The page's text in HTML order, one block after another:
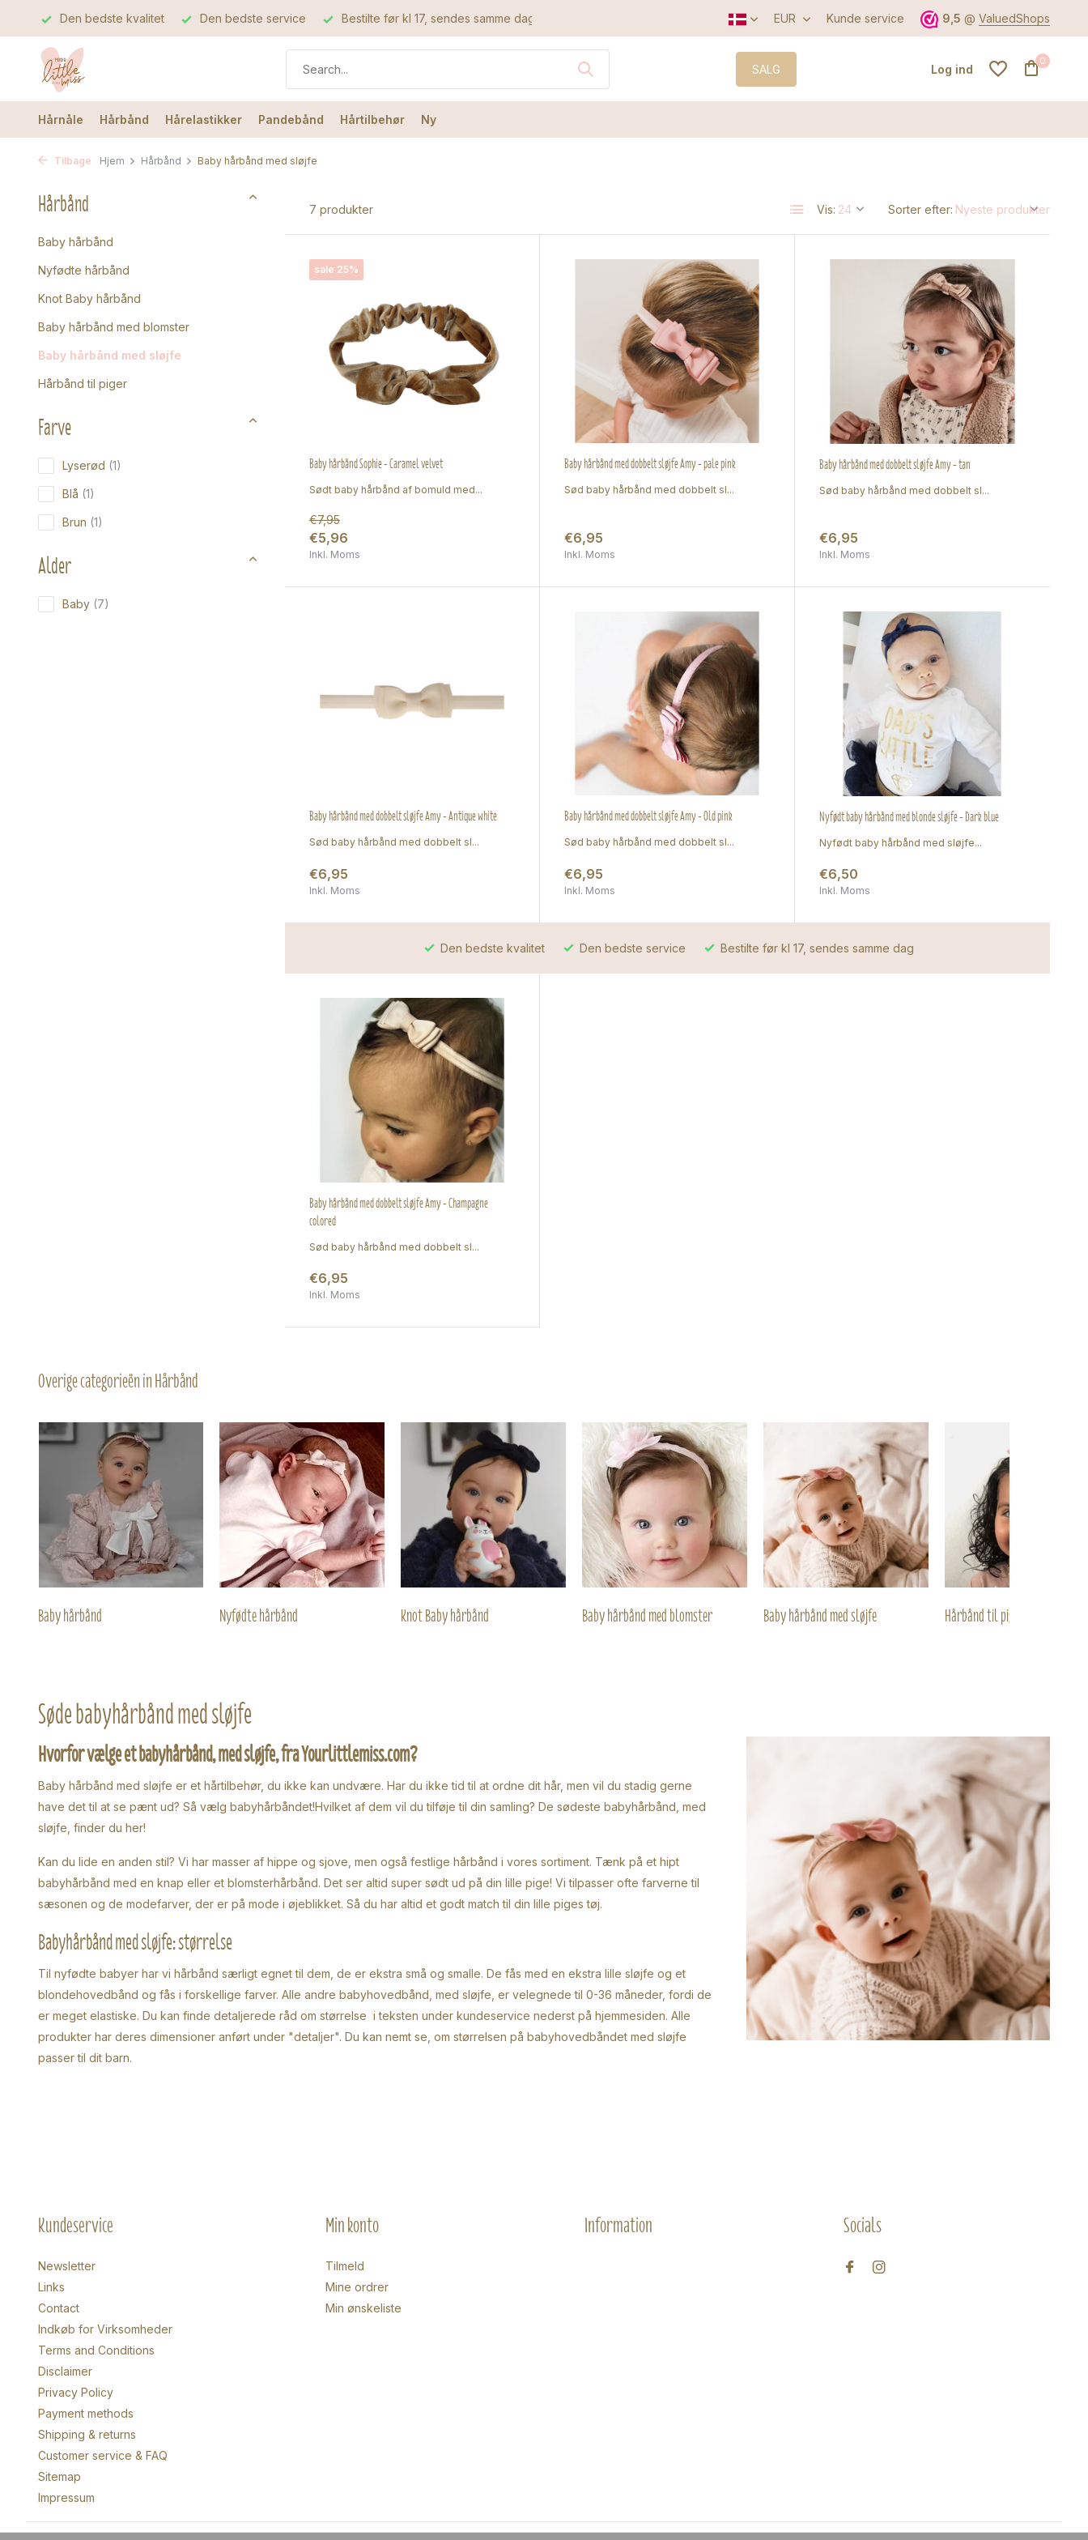
Den bedste kvalitet Den bedste service Bestilte før kl 17, sendes samme dag EUR Kunde service 9,5 @ ValuedShops
SALG Log ind
0
Hårnåle Hårbånd Hårelastikker Pandebånd Hårtilbehør Ny
Tilbage Hjem Hårbånd Baby hårbånd med sløjfe
Hårbånd
Baby hårbånd
Nyfødte hårbånd
Knot Baby hårbånd
Baby hårbånd med blomster
Baby hårbånd med sløjfe
Hårbånd til piger
Farve
Lyserød (1)
Blå (1)
Brun (1)
Alder
Baby (7)
7 produkter Vis: Sorter efter:
sale 25%
Baby hårbånd Sophie - Caramel velvet
Sødt baby hårbånd af bomuld med...
€7,95
€5,96
Inkl. Moms
Baby hårbånd med dobbelt sløjfe Amy - pale pink
Sød baby hårbånd med dobbelt sl...
€6,95
Inkl. Moms
Baby hårbånd med dobbelt sløjfe Amy - tan
Sød baby hårbånd med dobbelt sl...
€6,95
Inkl. Moms
Baby hårbånd med dobbelt sløjfe Amy - Antique white
Sød baby hårbånd med dobbelt sl...
€6,95
Inkl. Moms
Baby hårbånd med dobbelt sløjfe Amy - Old pink
Sød baby hårbånd med dobbelt sl...
€6,95
Inkl. Moms
Nyfødt baby hårbånd med blonde sløjfe - Dark blue
Nyfødt baby hårbånd med sløjfe...
€6,50
Inkl. Moms
Den bedste kvalitet Den bedste service Bestilte før kl 17, sendes samme dag
Baby hårbånd med dobbelt sløjfe Amy - Champagne
colored
Sød baby hårbånd med dobbelt sl...
€6,95
Inkl. Moms
Overige categorieën in Hårbånd
Baby hårbånd Nyfødte hårbånd Knot Baby hårbånd Baby hårbånd med blomster Baby hårbånd med sløjfe Hårbånd til piger
Søde babyhårbånd med sløjfe
Hvorfor vælge et babyhårbånd, med sløjfe, fra Yourlittlemiss.com?
Baby hårbånd med sløjfe er et hårtilbehør, du ikke kan undvære. Har du ikke tid til at ordne dit hår, men vil du stadig gerne
have det til at se pænt ud? Så vælg babyhårbåndet!Hvilket af dem vil du tilføje til din samling? De sødeste babyhårbånd, med
sløjfe, finder du her!
Kan du lide en anden stil? Vi har masser af hippe og sjove, men også festlige hårbånd i vores sortiment. Tænk på et hipt
babyhårbånd med en knap eller et blomsterhårbånd. Det ser altid super sødt ud på din lille pige! Vi tilpasser ofte farverne til
sæsonen og de modefarver, der er på mode i øjeblikket. Så du har altid et godt match til din lille piges tøj.
Babyhårbånd med sløjfe: størrelse
Til nyfødte babyer har vi hårbånd særligt egnet til dem, de er ekstra små og smalle. De fås med en ekstra lille sløjfe og et
blondehovedbånd og fås i forskellige farver. Alle andre babyhovedbånd, med sløjfe, er velegnede til 0-36 måneder, fordi de
er meget elastiske. Du kan finde detaljerede råd om størrelse i teksten under kundeservice nederst på hjemmesiden. Alle
produkter har deres dimensioner anført under "detaljer". Du kan nemt se, om størrelsen på babyhovedbåndet med sløjfe
passer til dit barn.
Kundeservice
Newsletter
Links
Contact
Indkøb for Virksomheder
Terms and Conditions
Disclaimer
Privacy Policy
Payment methods
Shipping & returns
Customer service & FAQ
Sitemap
Impressum
Min konto
Tilmeld
Mine ordrer
Min ønskeliste
Information Socials